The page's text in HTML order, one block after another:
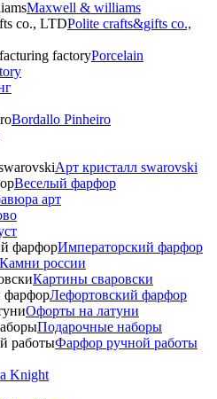
Maxwell & williams
Polite crafts&gifts co.,
Porcelain
Bordallo Pinheiro
Арт кристалл swarovski
Веселый фарфор
арт
Императорский фарфор
Камни россии
Картины сваровски
Лефортовский фарфор
Офорты на латуни
Подарочные наборы
Фарфор ручной работы
Knight